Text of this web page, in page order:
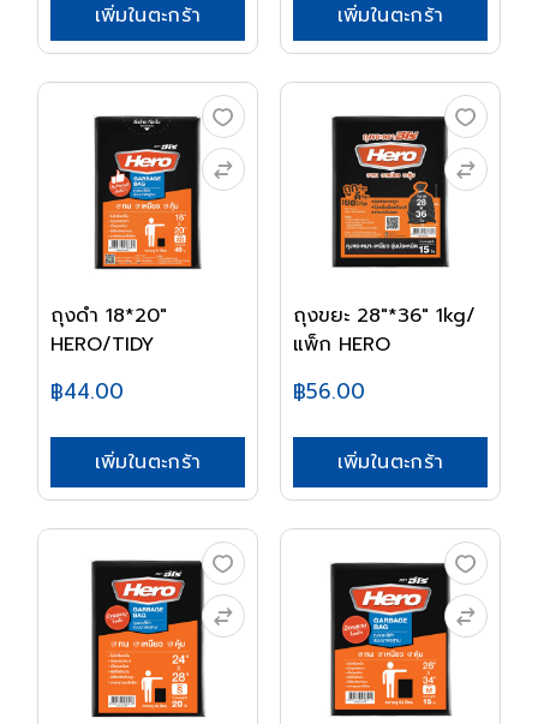
เพิ่มในตะกร้า เพิ่มในตะกร้า
ถุงดำ 18*20"
HERO/TIDY
฿44.00
เพิ่มในตะกร้า
ถุงขยะ 28"*36" 1kg/
แพ็ก HERO
฿56.00
เพิ่มในตะกร้า